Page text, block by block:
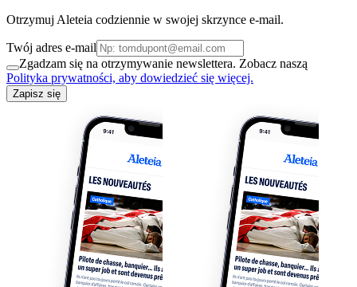
Otrzymuj Aleteia codziennie w swojej skrzynce e-mail.
Twój adres e-mail
Zgadzam się na otrzymywanie newslettera. Zobacz naszą
Polityka prywatności, aby dowiedzieć się więcej.
Zapisz się